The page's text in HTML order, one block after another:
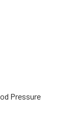
Pressure